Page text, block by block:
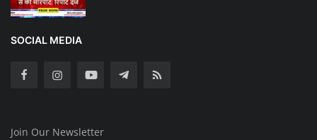
SOCIAL MEDIA
Join Our Newsletter